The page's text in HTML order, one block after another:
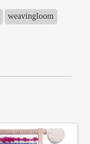
weavingloom